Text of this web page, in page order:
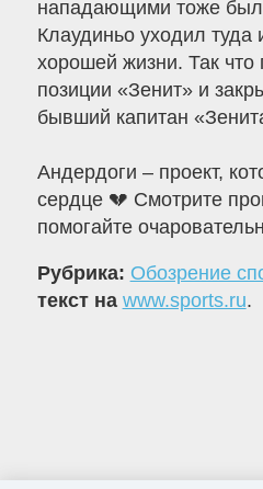
нападающими тоже
Клаудиньо уходил туда
хорошей жизни. Так
позиции «Зенит» и
бывший капитан
Андердоги – проект,
сердце 💔 Смотрите
помогайте
Рубрика: Обозрение
текст на www.sports.ru.